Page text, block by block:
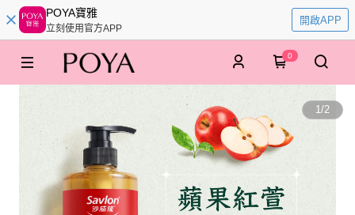
POYA寶雅
立刻使用官方APP
開啟APP
0
1/2